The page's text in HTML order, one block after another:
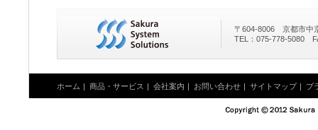
〒604-8006 京都市中
TEL：075-778-5080
ホーム | 商品・サービス | 会社案内 | お問い合わせ | サイトマップ | プ